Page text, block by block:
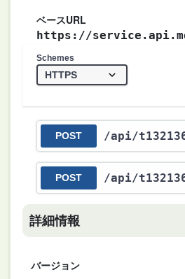
ベースURL
https://
Schemes
POST /api/
POST /api/
詳細情報
バージョン